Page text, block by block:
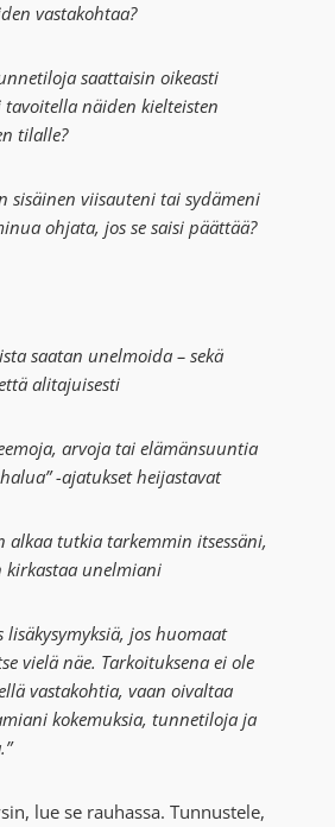
vastakohtaa?
saattaisin oikeasti
näiden kielteisten
tilalle?
sisäinen viisauteni tai sydämeni
ohjata, jos se saisi päättää?
saatan unelmoida – sekä
alitajuisesti
arvoja tai elämänsuuntia
-ajatukset heijastavat
alkaa tutkia tarkemmin itsessäni,
kirkastaa unelmiani
lisäkysymyksiä, jos huomaat
vielä näe. Tarkoituksena ei ole
vastakohtia, vaan oivaltaa
kokemuksia, tunnetiloja ja
lue se rauhassa. Tunnustele,